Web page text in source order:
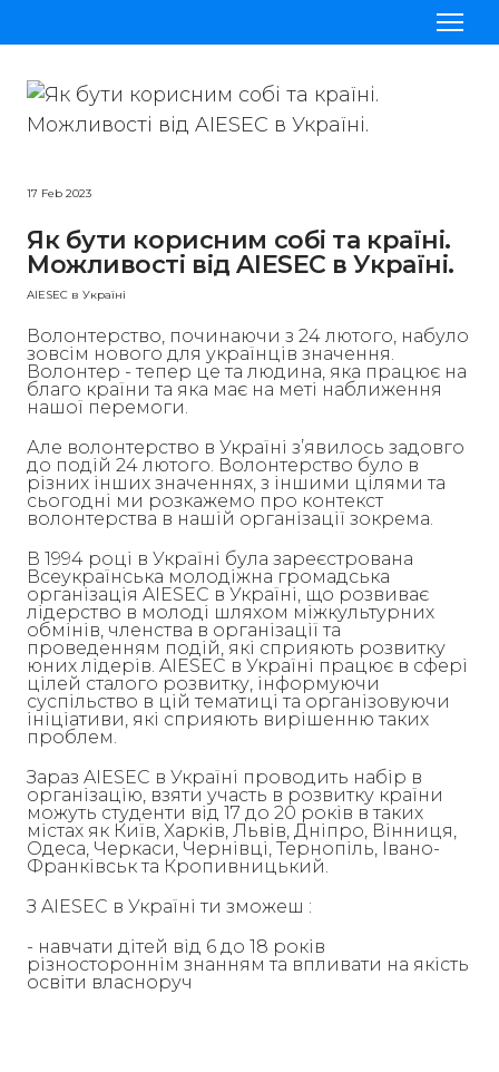
Проєкти
Приєднатись до AIESEC
Наші команди
Блог
17 Feb 2023
Як бути корисним собі та країні.
Можливості від AIESEC в Україні.
AIESEC в Україні
Волонтерство, починаючи з 24 лютого, набуло
зовсім нового для українців значення.
Волонтер - тепер це та людина, яка працює на
благо країни та яка має на меті наближення
нашої перемоги.
Але волонтерство в Україні з’явилось задовго
до подій 24 лютого. Волонтерство було в
різних інших значеннях, з іншими цілями та
сьогодні ми розкажемо про контекст
волонтерства в нашій організації зокрема.
В 1994 році в Україні була зареєстрована
Всеукраїнська молодіжна громадська
організація AIESEC в Україні, що розвиває
лідерство в молоді шляхом міжкультурних
обмінів, членства в організації та
проведенням подій, які сприяють розвитку
юних лідерів. AIESEC в Україні працює в сфері
цілей сталого розвитку, інформуючи
суспільство в цій тематиці та організовуючи
ініціативи, які сприяють вирішенню таких
проблем.
Зараз AIESEC в Україні проводить набір в
організацію, взяти участь в розвитку країни
можуть студенти від 17 до 20 років в таких
містах як Київ, Харків, Львів, Дніпро, Вінниця,
Одеса, Черкаси, Чернівці, Тернопіль, Івано-
Франківськ та Кропивницький.
З AIESEC в Україні ти зможеш :
- навчати дітей від 6 до 18 років
різностороннім знанням та впливати на якість
освіти власноруч